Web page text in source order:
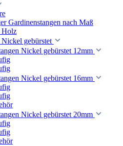
Gardinenstangen nach Maß
Holz
gebürstet
Nickel gebürstet 12mm
Nickel gebürstet 16mm
Nickel gebürstet 20mm